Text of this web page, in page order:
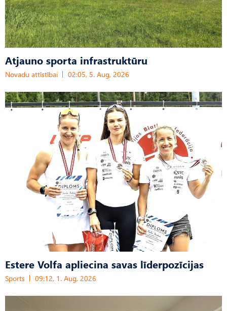
Atjauno sporta infrastruktūru
Novadu attīstībai 02:05, 5. Aug, 2026
Estere Volfa apliecina savas līderpozīcijas
Sports 09:12, 1. Aug, 2026